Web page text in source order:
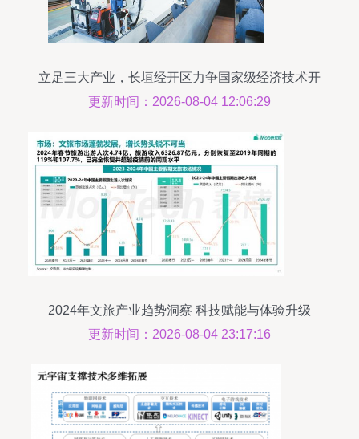
立足三大产业，长垣经开区力争国家级经济技术开
发区——网络技术领域的新突破
更新时间：2026-08-04 12:06:29
2024年文旅产业趋势洞察 科技赋能与体验升级
更新时间：2026-08-04 23:17:16